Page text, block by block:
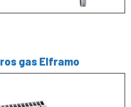
gas Elframo